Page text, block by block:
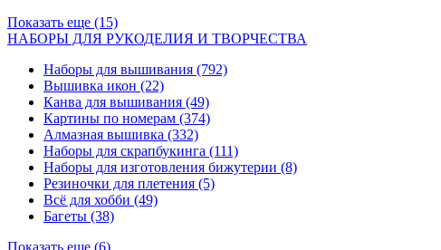
Показать еще (15)
НАБОРЫ ДЛЯ РУКОДЕЛИЯ И ТВОРЧЕСТВА
Наборы для вышивания (792)
Вышивка икон (22)
Канва для вышивания (49)
Картины по номерам (374)
Алмазная вышивка (332)
Наборы для скрапбукинга (111)
Наборы для изготовления бижутерии (8)
Резиночки для плетения (5)
Всё для хобби (49)
Багеты (38)
Показать еще (6)